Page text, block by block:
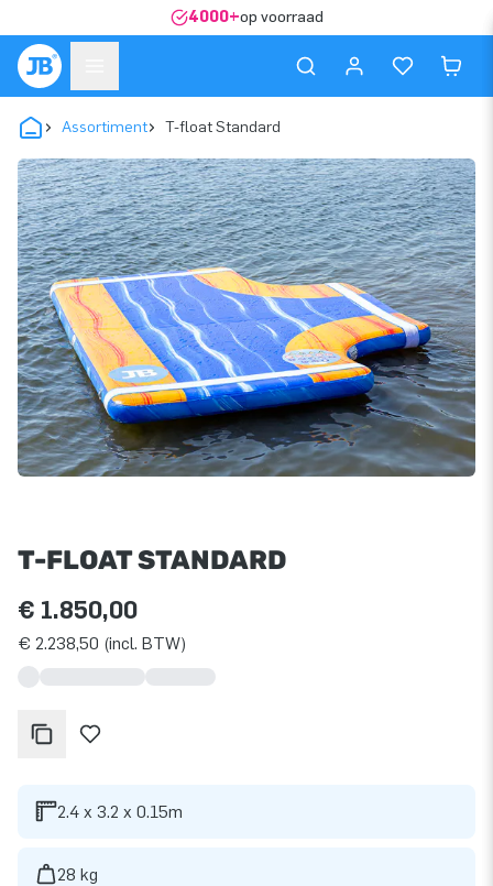
4000+op voorraad
Assortiment T-float Standard
T-FLOAT STANDARD
€ 1.850,00
€ 2.238,50 (incl. BTW)
2.4 x 3.2 x 0.15m
28 kg